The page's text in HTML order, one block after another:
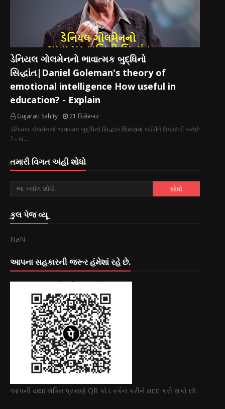
ડેનિયલ ગોલમેનનો ભાવાત્મક બુદ્ધિનો
સિદ્ધાંત|Daniel Goleman's theory of
emotional intelligence How useful in
education? - Explain
Gujarati Sahity
21 ડિસેમ્બર
ડેનિયલ ગોલમેનનો ભાવાત્મક બુદ્ધિનો સિદ્ધાંત શિક્ષણમાં કઈરીતે ઉપયોગી બનેછે
? – સ…
તમારી વિગત અંહી શોધો
કુલ પેજ વ્યૂ
NaN
આપના સહકારની જરૂર હંમેશાં રહે છે.
આપની યથા શક્તિ પ્રમાણે QR કોડ સ્કેન કરીને મદદ કરી શકો છો.